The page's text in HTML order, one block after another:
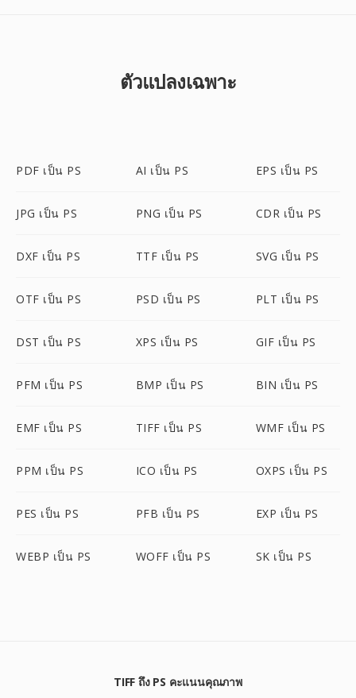
ตัวแปลงเฉพาะ
PDF เป็น PS AI เป็น PS EPS เป็น PS
JPG เป็น PS PNG เป็น PS CDR เป็น PS
DXF เป็น PS TTF เป็น PS SVG เป็น PS
OTF เป็น PS PSD เป็น PS PLT เป็น PS
DST เป็น PS XPS เป็น PS GIF เป็น PS
PFM เป็น PS BMP เป็น PS BIN เป็น PS
EMF เป็น PS TIFF เป็น PS WMF เป็น PS
PPM เป็น PS ICO เป็น PS OXPS เป็น PS
PES เป็น PS PFB เป็น PS EXP เป็น PS
WEBP เป็น PS WOFF เป็น PS SK เป็น PS
TIFF ถึง PS คะแนนคุณภาพ